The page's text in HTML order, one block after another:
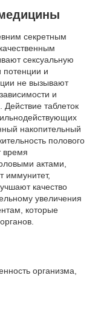
секретным
сексуальную
и
не вызывают
и
таблеток
накопительный
полового
время
актами,
иммунитет,
качество
увеличения
которые
организма,